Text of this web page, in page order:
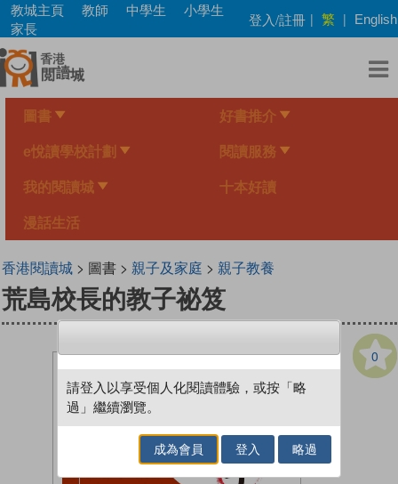
Skip
main
content
教城主頁 教師 中學生
小學生
家長
登入/註冊 | 繁 | English
圖書 好書推介
e悅讀學校計劃 閱讀服務
我的閱讀城 十本好讀
漫話生活
香港閱讀城> 圖書 > 親子及家庭 > 親子教養
荒島校長的教子祕笈
0
請登入以享受個人化閱讀體驗，或按「略
過」繼續瀏覽。
成為會員 登入 略過